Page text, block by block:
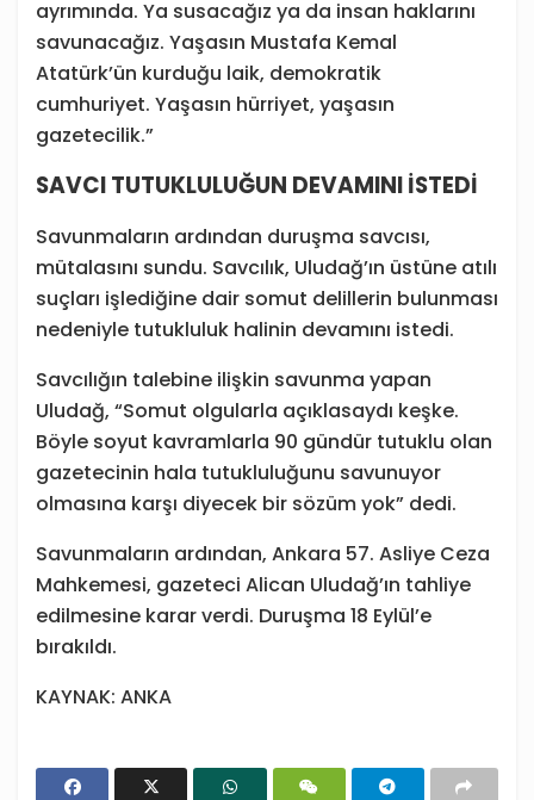
ayrımında. Ya susacağız ya da insan haklarını
savunacağız. Yaşasın Mustafa Kemal
Atatürk’ün kurduğu laik, demokratik
cumhuriyet. Yaşasın hürriyet, yaşasın
gazetecilik.”
SAVCI TUTUKLULUĞUN DEVAMINI İSTEDİ
Savunmaların ardından duruşma savcısı,
mütalasını sundu. Savcılık, Uludağ’ın üstüne atılı
suçları işlediğine dair somut delillerin bulunması
nedeniyle tutukluluk halinin devamını istedi.
Savcılığın talebine ilişkin savunma yapan
Uludağ, “Somut olgularla açıklasaydı keşke.
Böyle soyut kavramlarla 90 gündür tutuklu olan
gazetecinin hala tutukluluğunu savunuyor
olmasına karşı diyecek bir sözüm yok” dedi.
Savunmaların ardından, Ankara 57. Asliye Ceza
Mahkemesi, gazeteci Alican Uludağ’ın tahliye
edilmesine karar verdi. Duruşma 18 Eylül’e
bırakıldı.
KAYNAK: ANKA